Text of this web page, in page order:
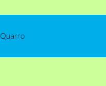
Quarro